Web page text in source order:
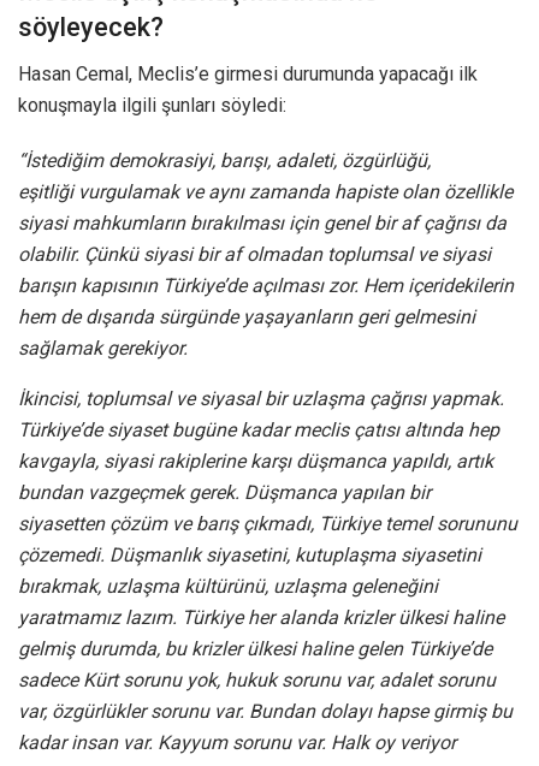
söyleyecek?
Hasan Cemal, Meclis’e girmesi durumunda yapacağı ilk
konuşmayla ilgili şunları söyledi:
“İstediğim demokrasiyi, barışı, adaleti, özgürlüğü,
eşitliği vurgulamak ve aynı zamanda hapiste olan özellikle
siyasi mahkumların bırakılması için genel bir af çağrısı da
olabilir. Çünkü siyasi bir af olmadan toplumsal ve siyasi
barışın kapısının Türkiye’de açılması zor. Hem içeridekilerin
hem de dışarıda sürgünde yaşayanların geri gelmesini
sağlamak gerekiyor.
İkincisi, toplumsal ve siyasal bir uzlaşma çağrısı yapmak.
Türkiye’de siyaset bugüne kadar meclis çatısı altında hep
kavgayla, siyasi rakiplerine karşı düşmanca yapıldı, artık
bundan vazgeçmek gerek. Düşmanca yapılan bir
siyasetten çözüm ve barış çıkmadı, Türkiye temel sorununu
çözemedi. Düşmanlık siyasetini, kutuplaşma siyasetini
bırakmak, uzlaşma kültürünü, uzlaşma geleneğini
yaratmamız lazım. Türkiye her alanda krizler ülkesi haline
gelmiş durumda, bu krizler ülkesi haline gelen Türkiye’de
sadece Kürt sorunu yok, hukuk sorunu var, adalet sorunu
var, özgürlükler sorunu var. Bundan dolayı hapse girmiş bu
kadar insan var. Kayyum sorunu var. Halk oy veriyor